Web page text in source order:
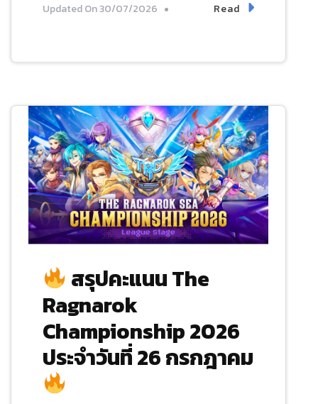
Updated On30/07/2026 Read
สรุปคะแนน The
Ragnarok
Championship 2026
ประจำวันที่ 26 กรกฎาคม